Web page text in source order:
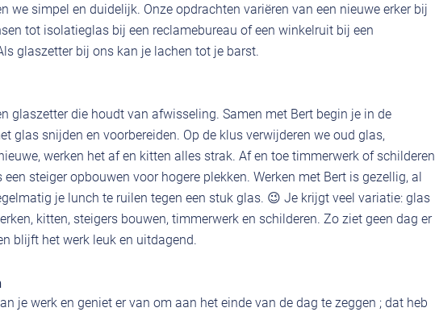
we simpel en duidelijk. Onze opdrachten variëren van een nieuwe erker bij
tot isolatieglas bij een reclamebureau of een winkelruit bij een
glaszetter bij ons kan je lachen tot je barst.
glaszetter die houdt van afwisseling. Samen met Bert begin je in de
glas snijden en voorbereiden. Op de klus verwijderen we oud glas,
werken het af en kitten alles strak. Af en toe timmerwerk of schilderen
een steiger opbouwen voor hogere plekken. Werken met Bert is gezellig, al
je lunch te ruilen tegen een stuk glas. 😉 Je krijgt veel variatie: glas
kitten, steigers bouwen, timmerwerk en schilderen. Zo ziet geen dag er
blijft het werk leuk en uitdagend.
je werk en geniet er van om aan het einde van de dag te zeggen ; dat heb